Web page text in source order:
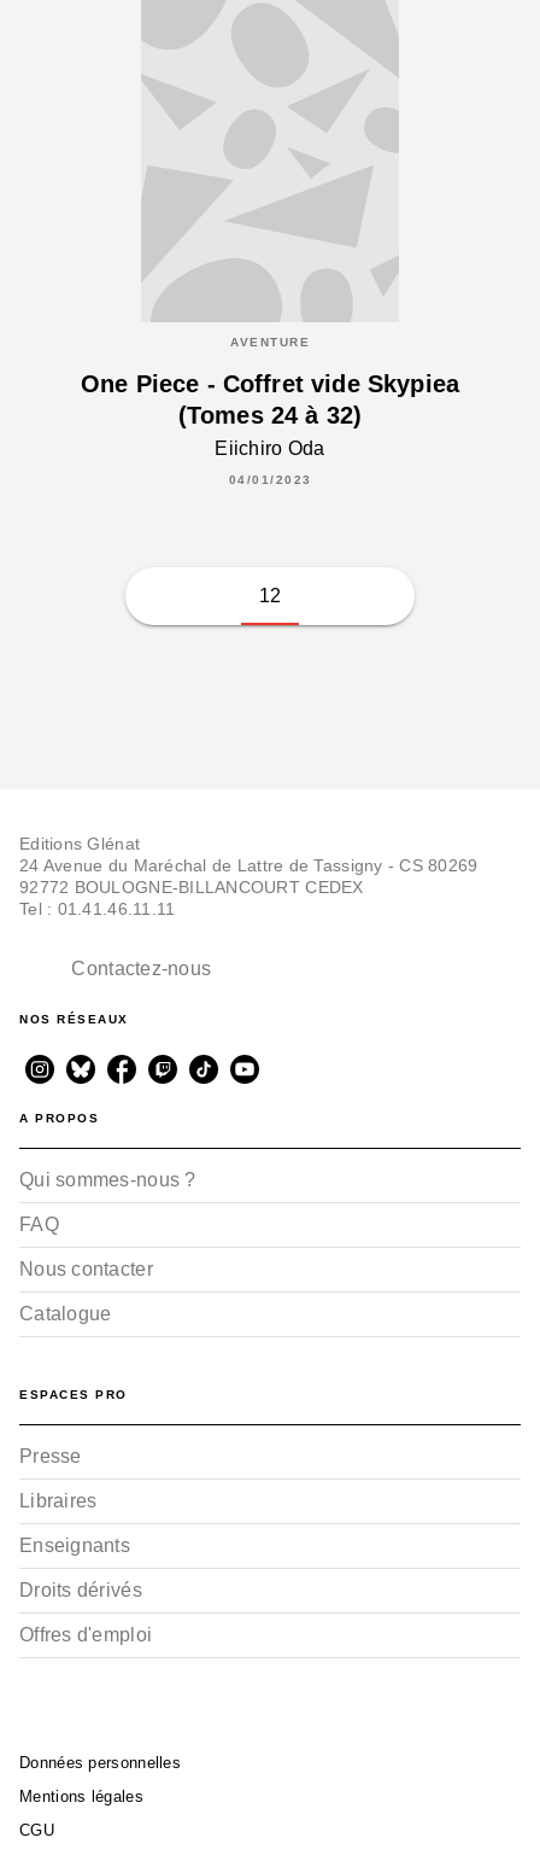
AVENTURE
One Piece - Coffret vide Skypiea
(Tomes 24 à 32)
Eiichiro Oda
04/01/2023
12
Editions Glénat
24 Avenue du Maréchal de Lattre de Tassigny - CS 80269
92772 BOULOGNE-BILLANCOURT CEDEX
Tel : 01.41.46.11.11
Contactez-nous
NOS RÉSEAUX
A PROPOS
Qui sommes-nous ?
FAQ
Nous contacter
Catalogue
ESPACES PRO
Presse
Libraires
Enseignants
Droits dérivés
Offres d'emploi
Données personnelles
Mentions légales
CGU